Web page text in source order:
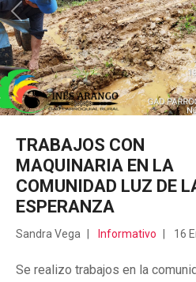
Previous
TRABAJOS CON
MAQUINARIA EN LA
COMUNIDAD LUZ DE
ESPERANZA
Sandra Vega Informativo 16
Se realizo trabajos en la